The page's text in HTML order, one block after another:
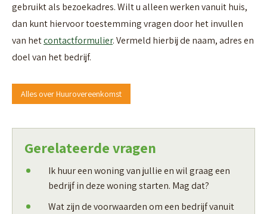
gebruikt als bezoekadres. Wilt u alleen werken vanuit huis,
dan kunt hiervoor toestemming vragen door het invullen
van hetcontactformulier. Vermeld hierbij de naam, adres en
doel van het bedrijf.
Alles over Huurovereenkomst
Gerelateerde vragen
Ik huur een woning van jullie en wil graag een
bedrijf in deze woning starten. Mag dat?
Wat zijn de voorwaarden om een bedrijf vanuit